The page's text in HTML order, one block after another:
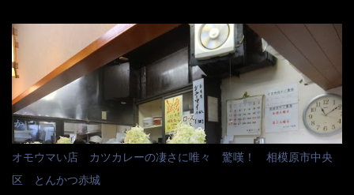
＞サイズを食べられるか？である。 前回も、大しか食べていない
からね、得がどれくらいの満腹度になるのか？ この得サイズの木
桶は、銭湯で使う洗い桶サイズだなぁ～ この木桶サイズに、満々
と湯が注がれていたら食べ進むうちに、麺が伸びてしまうだろ
う。 これなら茹で上がった直後のままで、食べ進められるじゃな
いか！ 別皿で、葱と天かすを満タンに用意して、山葵も2つ。 そ
れに湯が無い利点として、汁が薄まらない！ これだよ、こ
れ！！ 湯があると、うどんと共に汁の方へ湯までも入ってしま
う。つまりラーメンの麺にスープが絡む現象ですな。 結局、伸び
中元は、丁度お盆の夏場に日頃お世話になっている方への＜ご挨
拶＞としての贈り物の習慣です。 今では、大分廃れてしまってい
るかと・・・小生もお中元やお歳暮など送った事は無い！（キッ
パリ） まぁ～この慣習が残っているのは、官公庁や超大手企業戦
士（昇進目的）などの世界でしょう。 要は、ゴマスリ・・・てな
感じかな。 丸亀製麺と云えば、大阪誕生→全国区（北海道と沖縄
は？）へ広がった、讃岐饂飩チェーン店大手といっても過言では
無いでしょう。 各店舗で、毎日饂飩を打っているので饂飩好きの
方には店舗に寄って違う！と云う人も居るらしい・・ そんな大手
オモウマい店 カツカレーの凄さに唯々 驚嘆！ 相模原市中央
区 とんかつ赤城